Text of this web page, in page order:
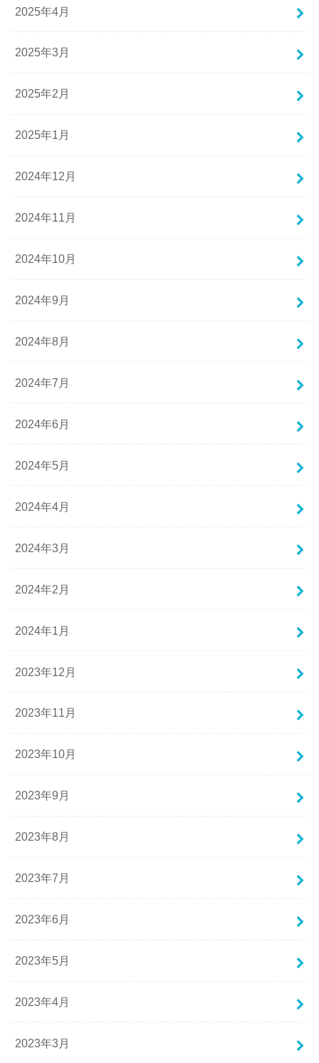
2025年4月
2025年3月
2025年2月
2025年1月
2024年12月
2024年11月
2024年10月
2024年9月
2024年8月
2024年7月
2024年6月
2024年5月
2024年4月
2024年3月
2024年2月
2024年1月
2023年12月
2023年11月
2023年10月
2023年9月
2023年8月
2023年7月
2023年6月
2023年5月
2023年4月
2023年3月